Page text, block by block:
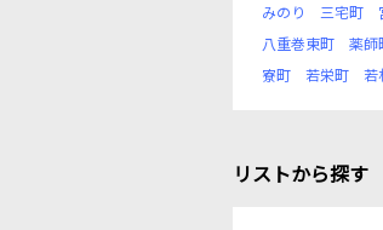
みのり
三宅町
八重巻東町
薬師
寮町
若栄町 若
リストから探す